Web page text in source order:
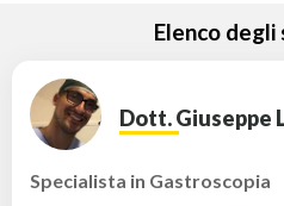
Elenco
Dott. Giuseppe
Specialista in Gastroscopia